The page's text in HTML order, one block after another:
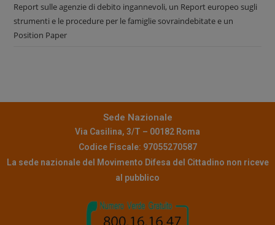
Report sulle agenzie di debito ingannevoli, un Report europeo sugli
strumenti e le procedure per le famiglie sovraindebitate e un
Position Paper
Sede Nazionale
Via Casilina, 3/T – 00182 Roma
Codice Fiscale: 97055270587
La sede nazionale del Movimento Difesa del Cittadino non riceve
al pubblico